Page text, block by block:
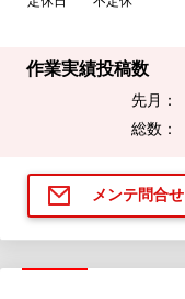
作業実績投稿数
先月：
総数：
メンテ問合せ